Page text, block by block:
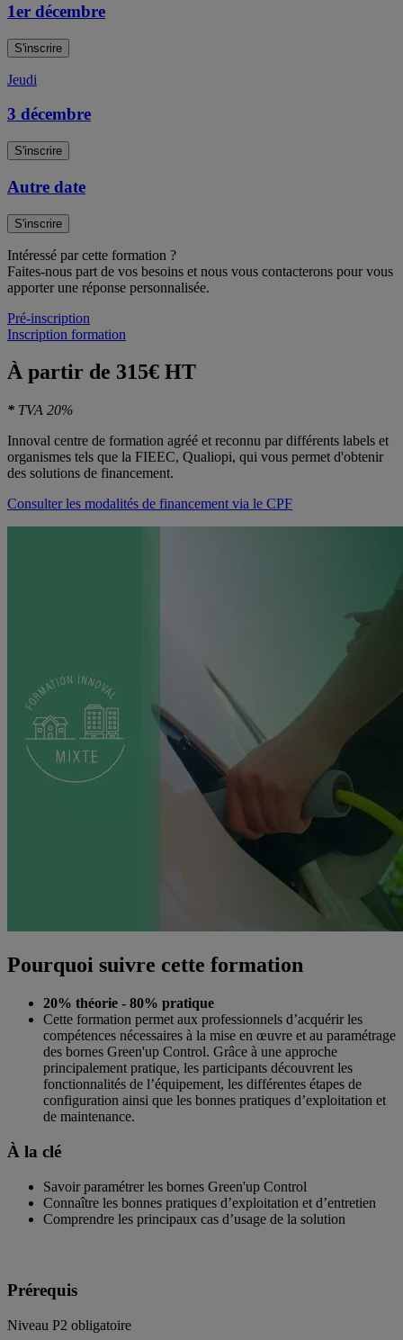
1er décembre
S'inscrire
Jeudi
3 décembre
S'inscrire
Autre date
S'inscrire
Intéressé par cette formation ?
Faites-nous part de vos besoins et nous vous contacterons pour vous
apporter une réponse personnalisée.
Pré-inscription
Inscription formation
À partir de 315€ HT
* TVA 20%
Innoval centre de formation agréé et reconnu par différents labels et
organismes tels que la FIEEC, Qualiopi, qui vous permet d'obtenir
des solutions de financement.
Consulter les modalités de financement via le CPF
Pourquoi suivre cette formation
20% théorie - 80% pratique
Cette formation permet aux professionnels d’acquérir les
compétences nécessaires à la mise en œuvre et au paramétrage
des bornes Green'up Control. Grâce à une approche
principalement pratique, les participants découvrent les
fonctionnalités de l’équipement, les différentes étapes de
configuration ainsi que les bonnes pratiques d’exploitation et
de maintenance.
À la clé
Savoir paramétrer les bornes Green'up Control
Connaître les bonnes pratiques d’exploitation et d’entretien
Comprendre les principaux cas d’usage de la solution
Prérequis​
Niveau P2 obligatoire